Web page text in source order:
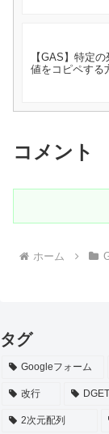
【GAS】特定
値をコピペする
コメント
ホーム
タグ
Googleフォーム
改行 DGET
2次元配列